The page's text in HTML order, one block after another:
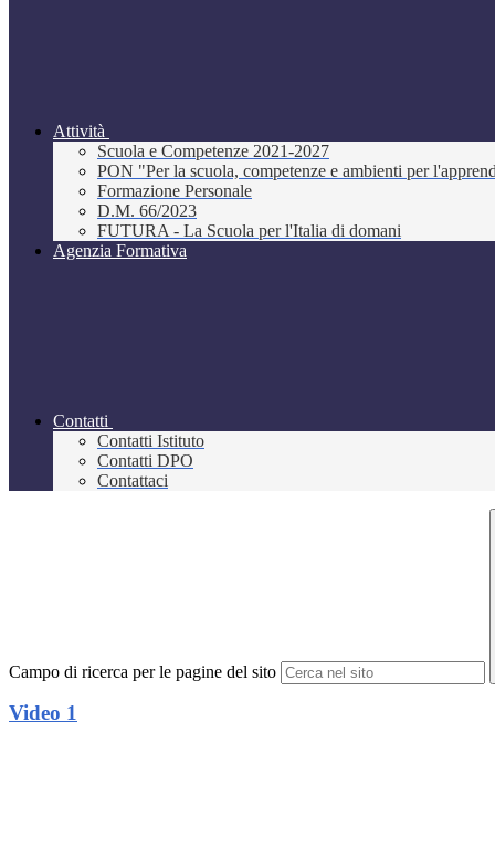
Attività
Scuola e Competenze 2021-2027
PON "Per la scuola, competenze e ambienti per
Formazione Personale
D.M. 66/2023
FUTURA - La Scuola per l'Italia di domani
Agenzia Formativa
Contatti
Contatti Istituto
Contatti DPO
Contattaci
Campo di ricerca per le pagine del sito
Video 1